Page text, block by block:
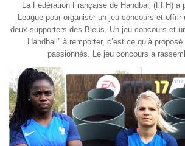
La Fédération Française de Handball (FFH) a
League pour organiser un jeu concours et offrir
deux supporters des Bleus. Un jeu concours et
Handball” à remporter, c’est ce qu’à
passionnés. Le jeu concours a